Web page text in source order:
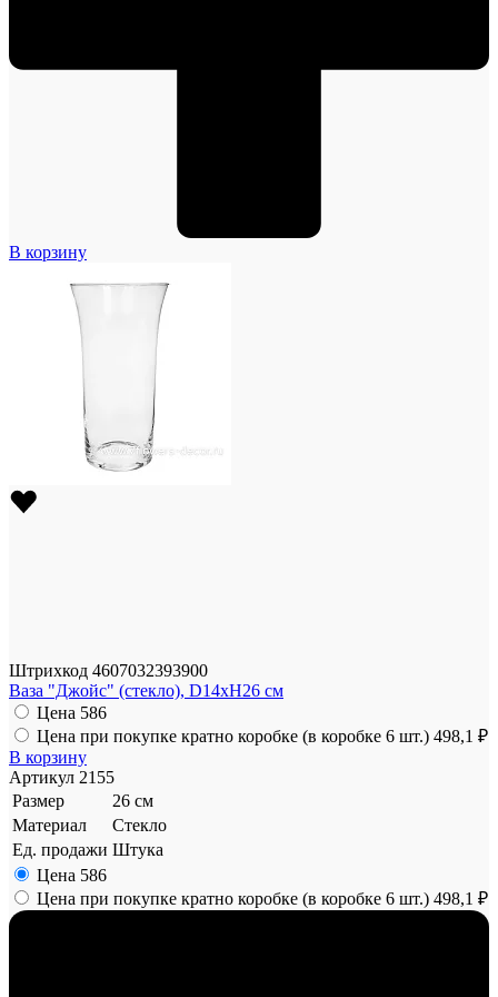
В корзину
Штрихкод 4607032393900
Ваза "Джойс" (стекло), D14xH26 см
Цена 586
Цена при покупке кратно коробке (в коробке 6 шт.) 498,1 ₽
В корзину
Артикул 2155
Размер
26 см
Материал
Стекло
Ед. продажи Штука
Цена 586
Цена при покупке кратно коробке (в коробке 6 шт.) 498,1 ₽